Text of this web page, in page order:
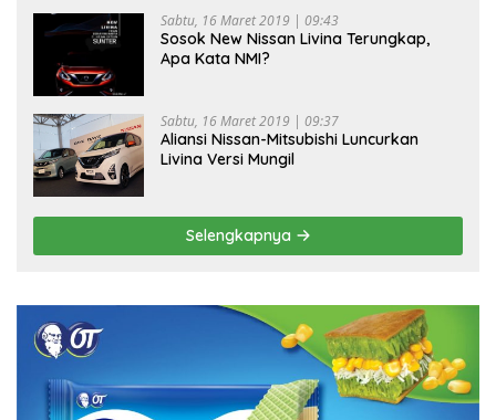
Sabtu, 16 Maret 2019 | 09:43
Sosok New Nissan Livina Terungkap,
Apa Kata NMI?
Sabtu, 16 Maret 2019 | 09:37
Aliansi Nissan-Mitsubishi Luncurkan
Livina Versi Mungil
Selengkapnya